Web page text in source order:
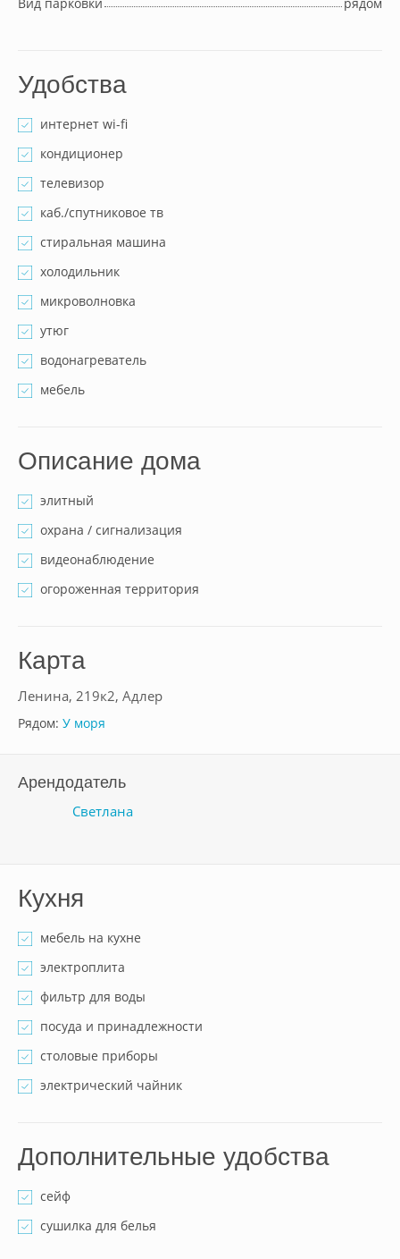
Удобства
интернет wi-fi
кондиционер
телевизор
каб./спутниковое тв
стиральная машина
холодильник
микроволновка
утюг
водонагреватель
мебель
Описание дома
элитный
охрана / сигнализация
видеонаблюдение
огороженная территория
Карта
Ленина, 219к2, Адлер
Рядом: У моря
Арендодатель
Светлана
Кухня
мебель на кухне
электроплита
фильтр для воды
посуда и принадлежности
столовые приборы
электрический чайник
Дополнительные удобства
сейф
сушилка для белья